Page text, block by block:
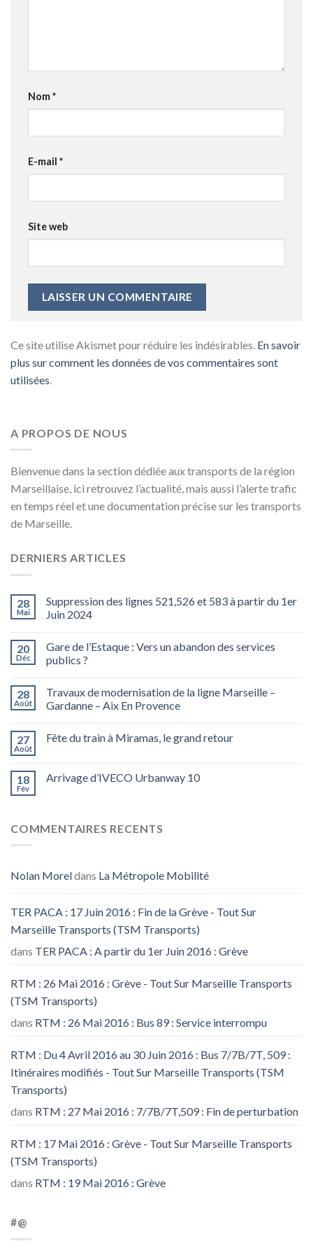
Nom*
E-mail *
Site web
Ce site utilise Akismet pour réduire les indésirables. En savoir
plus sur comment les données de vos commentaires sont
utilisées.
A PROPOS DE NOUS
Bienvenue dans la section dédiée aux transports de la région
Marseillaise, ici retrouvez l’actualité, mais aussi l’alerte trafic
en temps réel et une documentation précise sur les transports
de Marseille.
DERNIERS ARTICLES
28
Mai
Suppression des lignes 521,526 et 583 à partir du 1er
Juin 2024
20
Déc
Gare de l’Estaque : Vers un abandon des services
publics ?
28
Août
Travaux de modernisation de la ligne Marseille –
Gardanne – Aix En Provence
27
Août
Fête du train à Miramas, le grand retour
18
Fév
Arrivage d’IVECO Urbanway 10
COMMENTAIRES RECENTS
Nolan Moreldans La Métropole Mobilité
TER PACA : 17 Juin 2016 : Fin de la Grève - Tout Sur
Marseille Transports (TSM Transports)
dans TER PACA : A partir du 1er Juin 2016 : Grève
RTM : 26 Mai 2016 : Grève - Tout Sur Marseille Transports
(TSM Transports)
dans RTM : 26 Mai 2016 : Bus 89 : Service interrompu
RTM : Du 4 Avril 2016 au 30 Juin 2016 : Bus 7/7B/7T, 509 :
Itinéraires modifiés - Tout Sur Marseille Transports (TSM
Transports)
dans RTM : 27 Mai 2016 : 7/7B/7T,509 : Fin de perturbation
RTM : 17 Mai 2016 : Grève - Tout Sur Marseille Transports
(TSM Transports)
dans RTM : 19 Mai 2016 : Grève
#@